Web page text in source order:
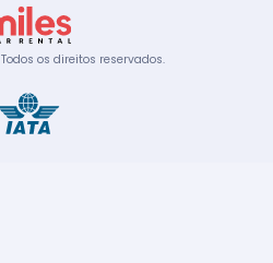
Todos os direitos reservados.